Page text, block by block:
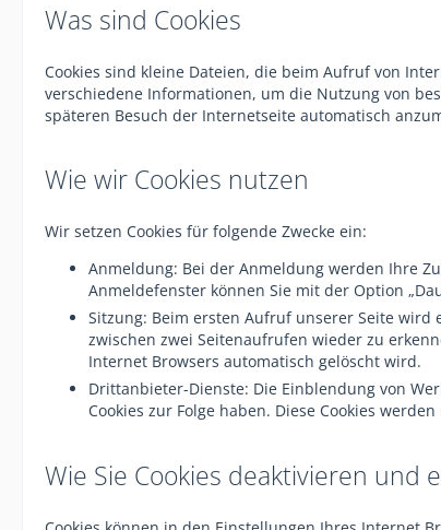
Was sind Cookies
Cookies sind kleine Dateien, die beim Aufruf von
verschiedene Informationen, um die Nutzung von
späteren Besuch der Internetseite automatisch
Wie wir Cookies nutzen
Wir setzen Cookies für folgende Zwecke ein:
Anmeldung: Bei der Anmeldung werden Ihre
Anmeldefenster können Sie mit der Option
Sitzung: Beim ersten Aufruf unserer Seite wird
zwischen zwei Seitenaufrufen wieder zu
Internet Browsers automatisch gelöscht wird.
Drittanbieter-Dienste: Die Einblendung von
Cookies zur Folge haben. Diese Cookies
Wie Sie Cookies deaktivieren und